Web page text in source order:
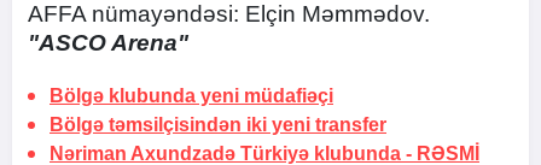
AFFA nümayəndəsi: Elçin Məmmədov.
"ASCO Arena"
Bölgə klubunda yeni müdafiəçi
Bölgə təmsilçisindən iki yeni transfer
Nəriman Axundzadə Türkiyə klubunda - RƏSMİ